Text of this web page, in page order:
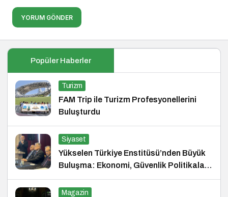
YORUM GÖNDER
Popüler Haberler
Turizm
FAM Trip ile Turizm Profesyonellerini
Buluşturdu
Siyaset
Yükselen Türkiye Enstitüsü’nden Büyük
Buluşma: Ekonomi, Güvenlik Politikaları
ve Hukuk Konferansı
Magazin